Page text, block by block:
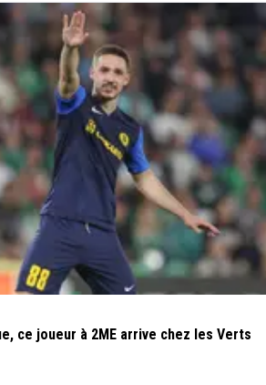
ce joueur à 2ME arrive chez les Verts